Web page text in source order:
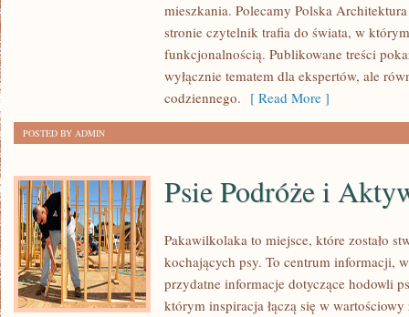
ARCHITEKTURAmieszkania. Polecamy Polska
stronie czytelnik trafia do świata, w
funkcjonalnością. Publikowane treści
wyłącznie tematem dla ekspertów, ale
codziennego. [ Read More ]
POSTED BY ADMIN
Psie Podróże i
Pakawilkolaka to miejsce, które zostało
kochających psy. To centrum informacji,
przydatne informacje dotyczące hodowli
którym inspiracja łączą się w wartościowy